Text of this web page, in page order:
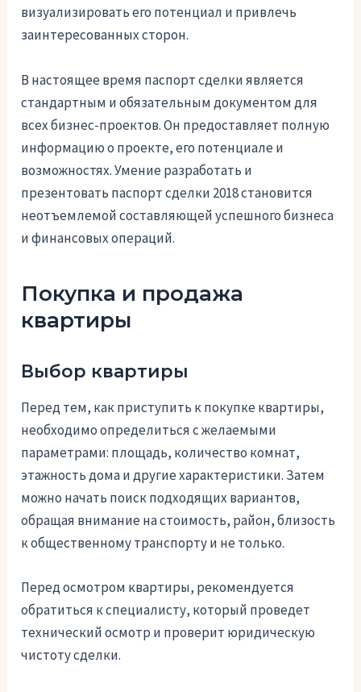
визуализировать его потенциал и привлечь
заинтересованных сторон.
В настоящее время паспорт сделки является
стандартным и обязательным документом для
всех бизнес-проектов. Он предоставляет полную
информацию о проекте, его потенциале и
возможностях. Умение разработать и
презентовать паспорт сделки 2018 становится
неотъемлемой составляющей успешного бизнеса
и финансовых операций.
Покупка и продажа
квартиры
Выбор квартиры
Перед тем, как приступить к покупке квартиры,
необходимо определиться с желаемыми
параметрами: площадь, количество комнат,
этажность дома и другие характеристики. Затем
можно начать поиск подходящих вариантов,
обращая внимание на стоимость, район, близость
к общественному транспорту и не только.
Перед осмотром квартиры, рекомендуется
обратиться к специалисту, который проведет
технический осмотр и проверит юридическую
чистоту сделки.